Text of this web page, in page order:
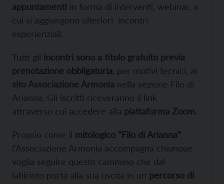
appuntamenti in forma di interventi, webinar, a
cui si aggiungono ulteriori incontri
esperienziali.
Tutti gli incontri sono a titolo gratuito previa
prenotazione obbligatoria , per motivi tecnici, al
sito Associazione Armonia nella sezione Filo di
Arianna. Gli iscritti riceveranno il link
attraverso cui accedere alla piattaforma Zoom.
Proprio come il mitologico “Filo di Arianna”
l’Associazione Armonia accompagna chiunque
voglia seguire questo cammino che dal
labirinto porta alla sua uscita in un percorso di